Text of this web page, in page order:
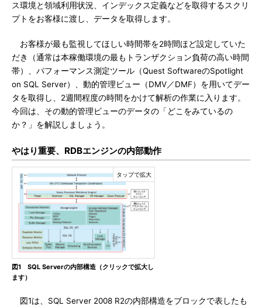
ス環境と領域利用状況、インデックス定義などを取得するスクリ
プトをお客様に渡し、データを取得します。
お客様が最も監視してほしい時間帯を2時間ほど設定していた
だき（通常は本稼働環境の最もトランザクション負荷の高い時間
帯）、パフォーマンス測定ツール（Quest SoftwareのSpotlight
on SQL Server）、動的管理ビュー（DMV／DMF）を用いてデー
タを取得し、2週間程度の時間をかけて解析の作業に入ります。
今回は、その動的管理ビューのデータの「どこをみているの
か？」を解説しましょう。
やはり重要、RDBエンジンの内部動作
図1 SQL Serverの内部構造（クリックで拡大し
ます）
図1は、SQL Server 2008 R2の内部構造をブロックで表したも